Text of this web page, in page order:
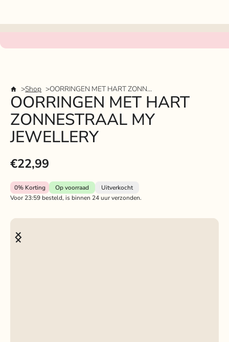
Shop OORRINGEN MET HART ZONNESTRAAL MY JEWELLERY
OORRINGEN MET HART
ZONNESTRAAL MY
JEWELLERY
€22,99
0%Korting Op voorraad
Uitverkocht
Voor 23:59 besteld, is binnen 24 uur verzonden.